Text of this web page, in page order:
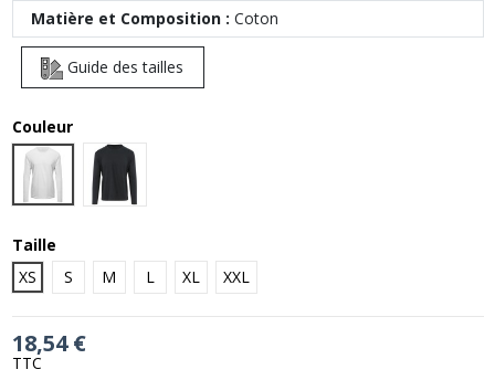
Matière et Composition : Coton
Guide des tailles
Couleur
Arctic White
Jet Black
Taille
XS
S M L XL XXL
18,54 €
TTC